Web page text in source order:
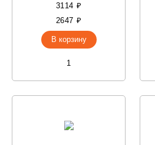
3114 ₽
2647 ₽
В корзину